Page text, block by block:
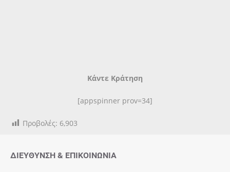
Κάντε Κράτηση
[appspinner prov=34]
Προβολές: 6,903
ΔΙΕΎΘΥΝΣΗ & ΕΠΙΚΟΙΝΩΝΊΑ